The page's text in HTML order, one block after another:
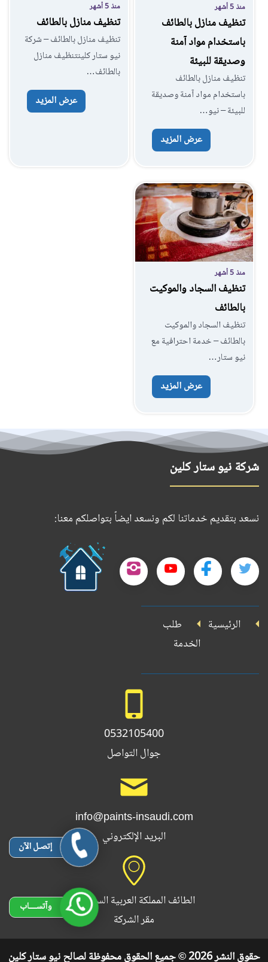
منذ 5 أشهر
تنظيف منازل بالطائف
باستخدام مواد آمنة
وصديقة للبيئة
تنظيف منازل بالطائف
باستخدام مواد آمنة وصديقة
للبيئة – نيو…
عرض المزيد
منذ 5 أشهر
تنظيف منازل بالطائف
تنظيف منازل بالطائف – شركة
نيو ستار كلينتنظيف منازل
بالطائف…
عرض المزيد
منذ 5 أشهر
تنظيف السجاد والموكيت
بالطائف
تنظيف السجاد والموكيت
بالطائف – خدمة احترافية مع
نيو ستار…
عرض المزيد
شركة نيو ستار كلين
نسعد بتقديم خدماتنا لكم ونسعد ايضاً بتواصلكم معنا:
تابعنا
تويتر
تابعنا
فيسبوك
تابعنا
تابعنا
الرئيسية
طلب
الخدمة
0532105400
جوال التواصل
info@paints-insaudi.com
البريد الإلكتروني
الطائف المملكة العربية السعودية
مقر الشركة
حقوق النشر 2026 © جميع الحقوق محفوظة لصالح نيو ستار كلين
إتصـل الآن
وآتســــاب